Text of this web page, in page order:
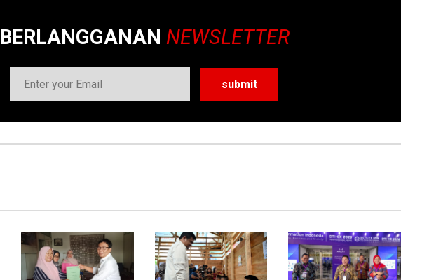
BERLANGGANAN NEWSLETTER